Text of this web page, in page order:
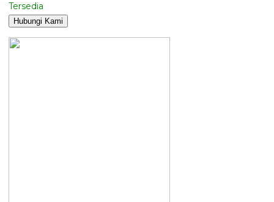
Tersedia
Hubungi Kami